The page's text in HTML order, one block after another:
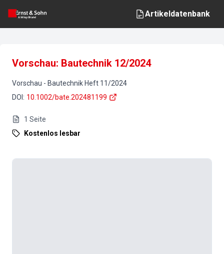
Artikeldatenbank
Vorschau: Bautechnik 12/2024
Vorschau - Bautechnik Heft 11/2024
DOI : 10.1002/bate.202481199
1 Seite
Kostenlos lesbar